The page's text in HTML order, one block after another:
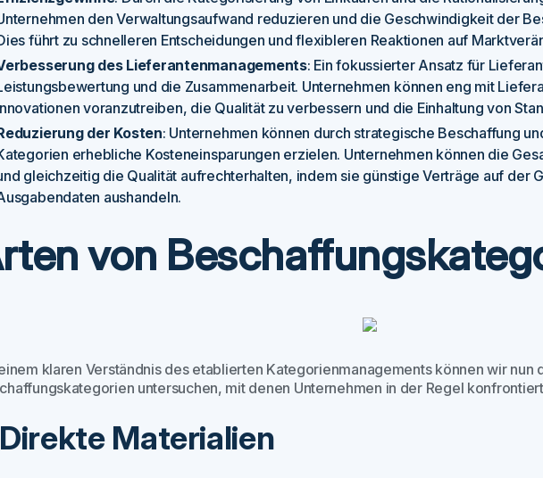
den Verwaltungsaufwand reduzieren und die Geschwindigkeit der
führt zu schnelleren Entscheidungen und flexibleren Reaktionen auf
des Lieferantenmanagements: Ein fokussierter Ansatz für
und die Zusammenarbeit. Unternehmen können eng mit
voranzutreiben, die Qualität zu verbessern und die Einhaltung von
der Kosten: Unternehmen können durch strategische Beschaffung
erhebliche Kosteneinsparungen erzielen. Unternehmen können die
gleichzeitig die Qualität aufrechterhalten, indem sie günstige Verträge auf der
aushandeln.
von
klaren Verständnis des etablierten Kategorienmanagements können wir nun
untersuchen, mit denen Unternehmen in der Regel
Direkte Materialien